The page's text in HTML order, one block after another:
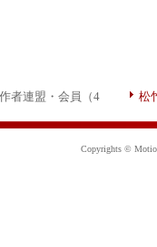
者連盟・会員（4
松
Copyrights ©